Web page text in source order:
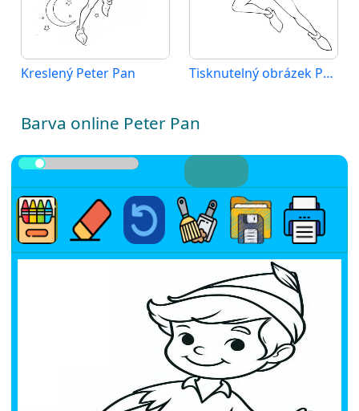
Kreslený Peter Pan Tisknutelný obrázek Peter Pan
Barva online Peter Pan